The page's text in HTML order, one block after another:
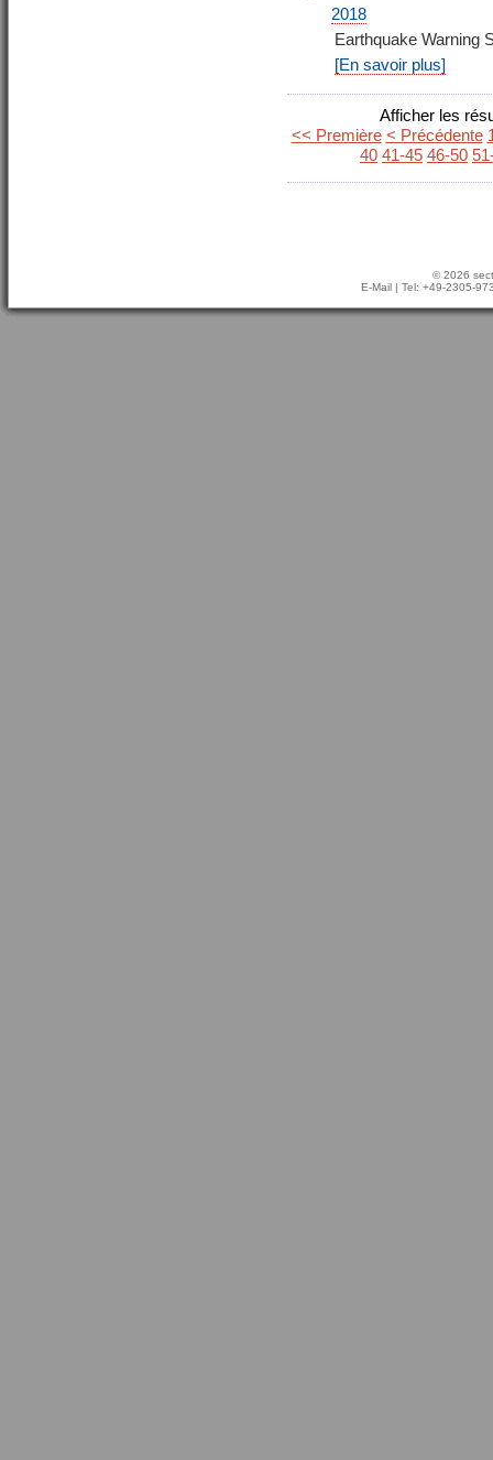
2018
Earthquake Warning
[En savoir plus]
Afficher les
<< Première < Précédente
40 41-45 46-50
© 2026
E-Mail | Tel: +49-2305-